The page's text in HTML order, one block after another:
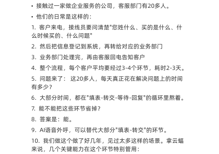
• 接触过一家做企业服务的公司，客服部门有20多人。
• 他们的日常是这样的：
1. 客户来电，接线员要问清楚"您姓什么、买的是什么、什
么时候买的、什么问题"
2. 然后把信息登记到系统，再转给对应的业务部门
3. 业务部门处理完，再由客服回电告知客户
4. 整个流程，每个客户平均要经过3-4个环节，耗时2-3天。
5. 问题来了： 这20多人，每天真正花在解决问题上的时间
有多少？
6. 大部分时间，都在"填表-转交-等待-回复"的循环里熬着。
7. 能不能把这些环节省掉？
8. 答案是：能。
9. AI语音外呼，可以替代大部分"填表-转交"的环节。
10. 我们做这个做了好几年，见过太多这样的场景。拿云蝠
来说，几个关键能力在这个环节特别管用：